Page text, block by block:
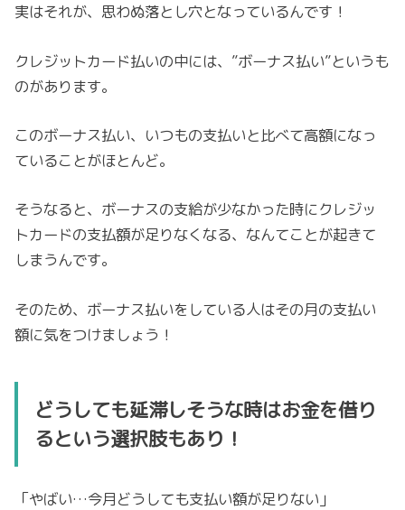
実はそれが、思わぬ落とし穴となっているんです！
クレジットカード払いの中には、”ボーナス払い”というも
のがあります。
このボーナス払い、いつもの支払いと比べて高額になっ
ていることがほとんど。
そうなると、ボーナスの支給が少なかった時にクレジッ
トカードの支払額が足りなくなる、なんてことが起きて
しまうんです。
そのため、ボーナス払いをしている人はその月の支払い
額に気をつけましょう！
どうしても延滞しそうな時はお金を借り
るという選択肢もあり！
「やばい…今月どうしても支払い額が足りない」